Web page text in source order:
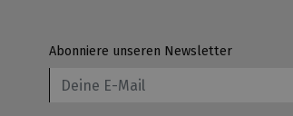
Abonniere unseren Newsletter